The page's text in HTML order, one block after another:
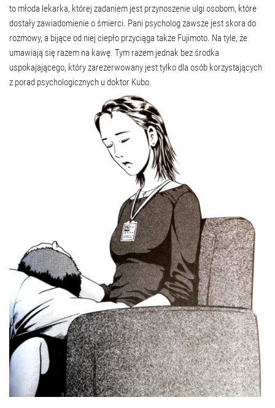
to młoda lekarka, której zadaniem jest przynoszenie ulgi osobom, które
dostały zawiadomienie o śmierci. Pani psycholog zawsze jest skora do
rozmowy, a bijące od niej ciepło przyciąga także Fujimoto. Na tyle, że
umawiają się razem na kawę. Tym razem jednak bez środka
uspokajającego, który zarezerwowany jest tylko dla osób korzystających
z porad psychologicznych u doktor Kubo.